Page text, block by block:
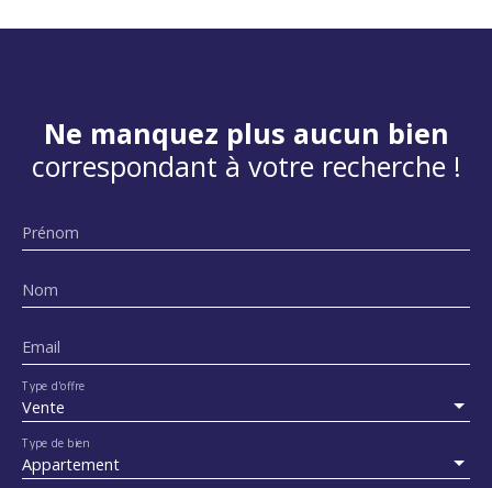
Ne manquez plus aucun bien
correspondant à votre recherche !
Prénom
Nom
Email
Vente
Type d'offre
Appartement
Type de bien